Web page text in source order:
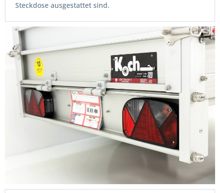
Steckdose ausgestattet sind.